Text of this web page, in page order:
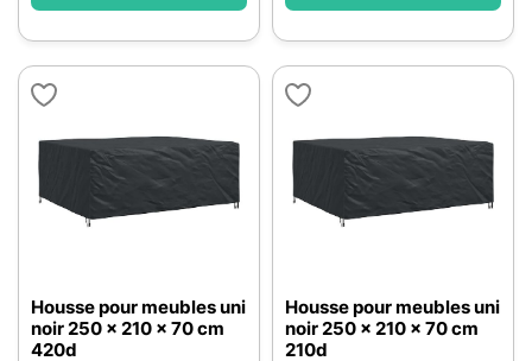
Housse pour meubles uni
noir 250 x 210 x 70 cm
420d
Housse pour meubles uni
noir 250 x 210 x 70 cm
210d